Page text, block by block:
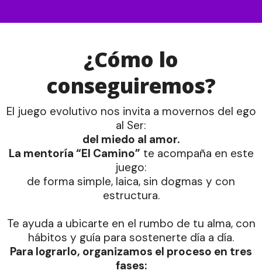
¿Cómo lo
conseguiremos?
El juego evolutivo nos invita a movernos del ego
al Ser:
del miedo al amor.
La mentoría “El Camino” te acompaña en este
juego:
de forma simple, laica, sin dogmas y con
estructura.
Te ayuda a ubicarte en el rumbo de tu alma, con
hábitos y guía para sostenerte día a día.
Para lograrlo, organizamos el proceso en tres
fases: